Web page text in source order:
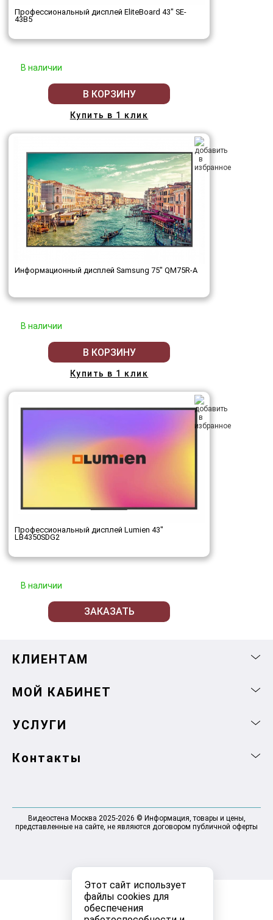
Этот сайт использует
файлы cookies для
обеспечения
Профессиональный дисплей EliteBoard 43" SE-
43B5
В наличии
В КОРЗИНУ
Купить в 1 клик
Информационный дисплей Samsung 75" QM75R-A
В наличии
В КОРЗИНУ
Купить в 1 клик
Профессиональный дисплей Lumien 43"
LB4350SDG2
В наличии
ЗАКАЗАТЬ
КЛИЕНТАМ
МОЙ КАБИНЕТ
УСЛУГИ
Контакты
Видеостена Москва 2025-2026 © Информация, товары и цены,
представленные на сайте, не являются договором публичной оферты